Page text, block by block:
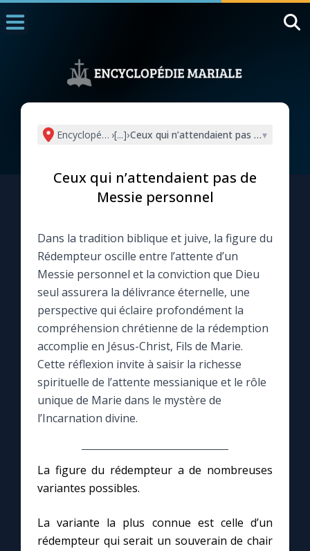
L'actualité de la semaine
La newsletter
La vidéo de la semaine
Le compte Tiktok
Le magazine
Le site internet
Questions-réponses
Avec Thérèse de Lisieux
Encyclopédie mariale
›[...]›Ceux qui n’attendaient pas de Messie
▾
Ceux qui n’attendaient pas de
Messie personnel
Dans la tradition biblique et juive, la figure du
Rédempteur oscille entre l’attente d’un
Messie personnel et la conviction que Dieu
seul assurera la délivrance éternelle, une
perspective qui éclaire profondément la
compréhension chrétienne de la rédemption
accomplie en Jésus-Christ, Fils de Marie.
Cette réflexion invite à saisir la richesse
spirituelle de l’attente messianique et le rôle
unique de Marie dans le mystère de
l’Incarnation divine.
La figure du rédempteur a de nombreuses
variantes possibles.
La variante la plus connue est celle d’un
rédempteur qui serait un souverain de chair